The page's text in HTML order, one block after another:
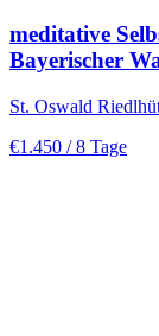
meditative
Bayerischer
St. Oswald
€1.450 / 8 Tage